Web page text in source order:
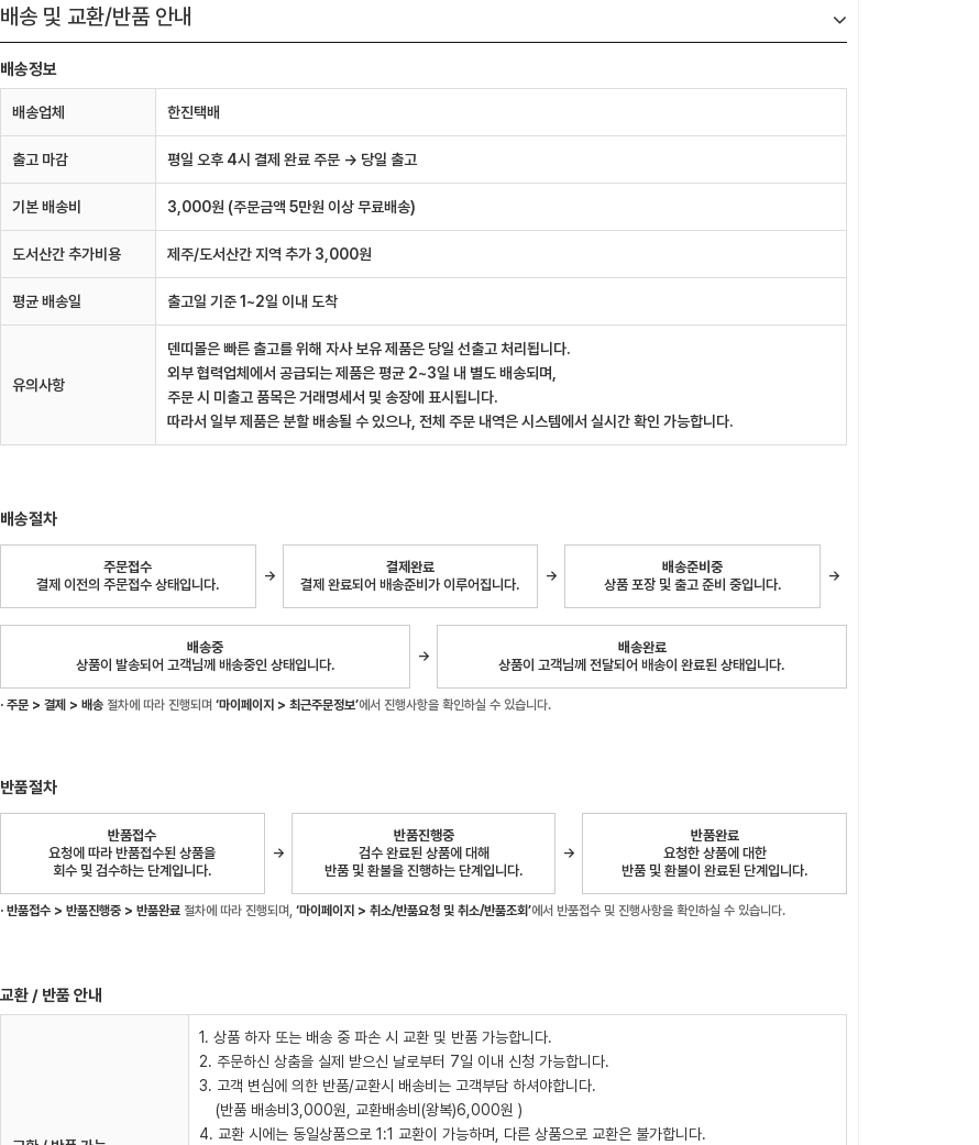
배송 및 교환/반품 안내
배송정보
배송업체 한진택배
출고 마감 평일 오후 4시 결제 완료 주문 → 당일 출고
기본 배송비 3,000원 (주문금액 5만원 이상 무료배송)
도서산간 추가비용 제주/도서산간 지역 추가 3,000원
평균 배송일 출고일 기준 1~2일 이내 도착
유의사항
덴띠몰은 빠른 출고를 위해 자사 보유 제품은 당일 선출고 처리됩니다.
외부 협력업체에서 공급되는 제품은 평균 2~3일 내 별도 배송되며,
주문 시 미출고 품목은 거래명세서 및 송장에 표시됩니다.
따라서 일부 제품은 분할 배송될 수 있으나, 전체 주문 내역은 시스템에서 실시간 확인 가능합니다.
배송절차
주문접수
결제 이전의 주문접수 상태입니다.
→
결제완료
결제 완료되어 배송준비가 이루어집니다.
→
배송준비중
상품 포장 및 출고 준비 중입니다.
→
배송중
상품이 발송되어 고객님께 배송중인 상태입니다.
→
배송완료
상품이 고객님께 전달되어 배송이 완료된 상태입니다.
· 주문 > 결제 > 배송 절차에 따라 진행되며 ‘마이페이지 > 최근주문정보’에서 진행사항을 확인하실 수 있습니다.
반품절차
반품접수
요청에 따라 반품접수된 상품을
회수 및 검수하는 단계입니다.
→
반품진행중
검수 완료된 상품에 대해
반품 및 환불을 진행하는 단계입니다.
→
반품완료
요청한 상품에 대한
반품 및 환불이 완료된 단계입니다.
· 반품접수 > 반품진행중 > 반품완료 절차에 따라 진행되며, ‘마이페이지 > 취소/반품요청 및 취소/반품조회’에서 반품접수 및 진행사항을 확인하실 수 있습니다.
교환 / 반품 안내
1. 상품 하자 또는 배송 중 파손 시 교환 및 반품 가능합니다.
2. 주문하신 상춤을 실제 받으신 날로부터 7일 이내 신청 가능합니다.
3. 고객 변심에 의한 반품/교환시 배송비는 고객부담 하셔야합니다.
(반품 배송비3,000원, 교환배송비(왕복)6,000원 )
4. 교환 시에는 동일상품으로 1:1 교환이 가능하며, 다른 상품으로 교환은 불가합니다.